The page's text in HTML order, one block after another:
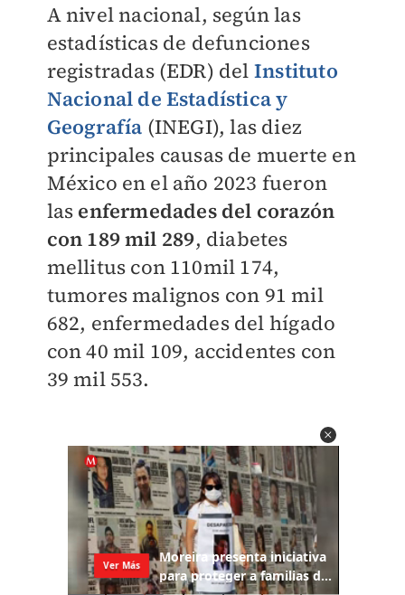
A nivel nacional, según las
estadísticas de defunciones
registradas (EDR) del Instituto
Nacional de Estadística y
Geografía (INEGI), las diez
principales causas de muerte en
México en el año 2023 fueron
las enfermedades del corazón
con 189 mil 289, diabetes
mellitus con 110mil 174,
tumores malignos con 91 mil
682, enfermedades del hígado
con 40 mil 109, accidentes con
39 mil 553.